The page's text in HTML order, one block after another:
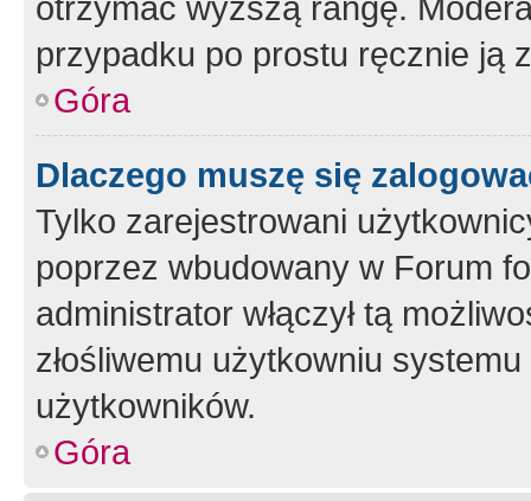
przypadku po prostu ręcznie ją
Góra
Dlaczego muszę się
Tylko zarejestrowani
poprzez wbudowany w Forum
administrator włączył tą
złośliwemu użytkowniu
użytkowników.
Góra